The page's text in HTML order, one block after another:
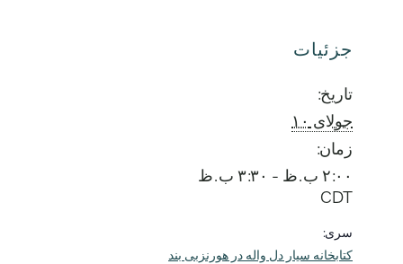
جزئیات
تاریخ:
جولای ۱۰
زمان:
۲:۰۰ ب.ظ - ۳:۳۰ ب.ظ
CDT
سری:
کتابخانه سیار دل واله در هورنزبی بند